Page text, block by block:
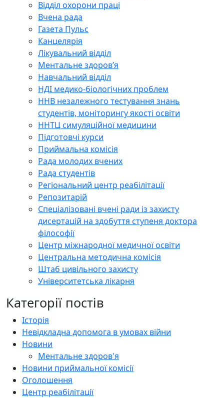
Відділ охорони праці
Вчена рада
Газета Пульс
Канцелярія
Лікувальний відділ
Ментальне здоров’я
Навчальний відділ
НДІ медико-біологічних проблем
ННВ незалежного тестування знань
студентів, моніторингу якості освіти
ННТЦ симуляційної медицини
Підготовчі курси
Приймальна комісія
Рада молодих вчених
Рада студентів
Регіональний центр реабілітації
Репозитарій
Спеціалізовані вчені ради із захисту
дисертацій на здобуття ступеня доктора
філософії
Центр міжнародної медичної освіти
Центральна методична комісія
Штаб цивільного захисту
Університетська лікарня
Категорії постів
Історія
Невідкладна допомога в умовах війни
Новини
Ментальне здоров'я
Новини приймальної комісії
Оголошення
Центр реабілітації